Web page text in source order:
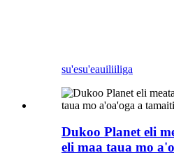
su'esu'eauiliiliga
Dukoo Planet eli
eli maa taua mo